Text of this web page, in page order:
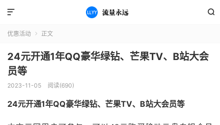


优惠活动  正文
24元开通1年QQ豪华绿钻、芒果TV、B站大会
员等
2023-11-05 阅读(690)
24元开通1年QQ豪华绿钻、芒果TV、B站大会员等